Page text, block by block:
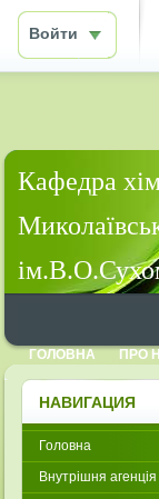
Войти
Кафедра
ГОЛОВНА ПРО
НАВИГАЦИЯ
Головна
Внутрішня агенція